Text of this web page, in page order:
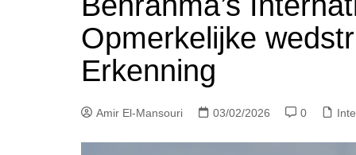
Opmerkelijke
Erkenning
Amir El-Mansouri 03/02/2026 0